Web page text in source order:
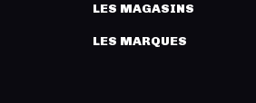
LES MAGASINS
LES MARQUES